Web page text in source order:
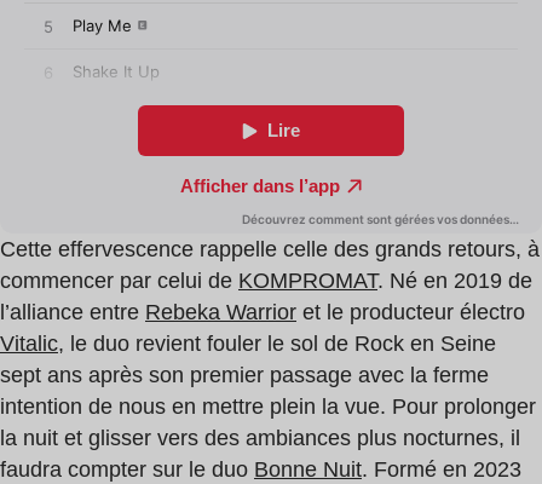
Cette effervescence rappelle celle des grands retours, à
commencer par celui de KOMPROMAT. Né en 2019 de
l’alliance entre Rebeka Warrior et le producteur électro
Vitalic, le duo revient fouler le sol de Rock en Seine
sept ans après son premier passage avec la ferme
intention de nous en mettre plein la vue. Pour prolonger
la nuit et glisser vers des ambiances plus nocturnes, il
faudra compter sur le duo Bonne Nuit. Formé en 2023